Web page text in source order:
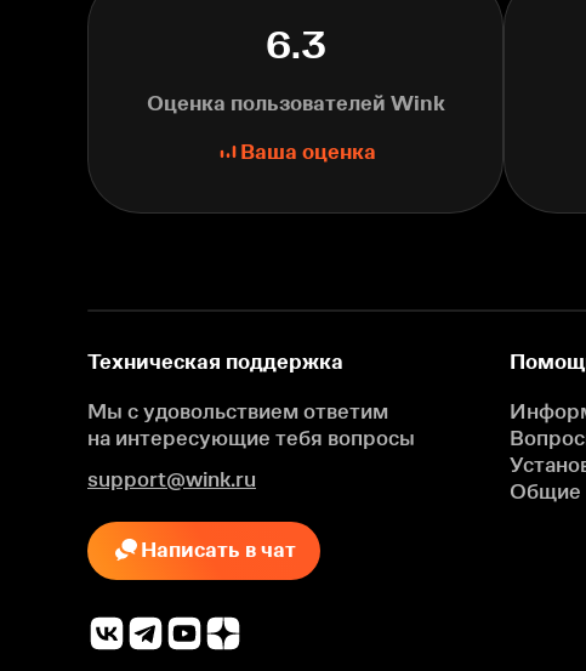
6.3
Оценка пользователей Wink
Ваша оценка
Техническая поддержка
Мы с удовольствием ответим
на интересующие тебя вопросы
support@wink.ru
Написать в чат
Общие